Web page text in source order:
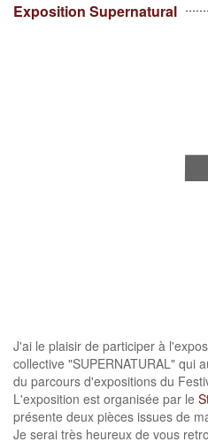
Exposition Supernatural
J'ai le plaisir de participer à
collective "SUPERNATURAL" qui
du parcours d'expositions du
L'exposition est organisée par le
présente deux pièces issues de
Je serai très heureux de vous